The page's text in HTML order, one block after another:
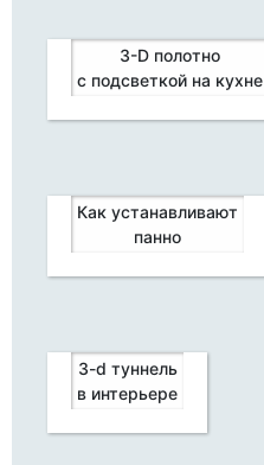
3-D полотно
с подсветкой на кухне
Как устанавливают
панно
3-d туннель
в интерьере